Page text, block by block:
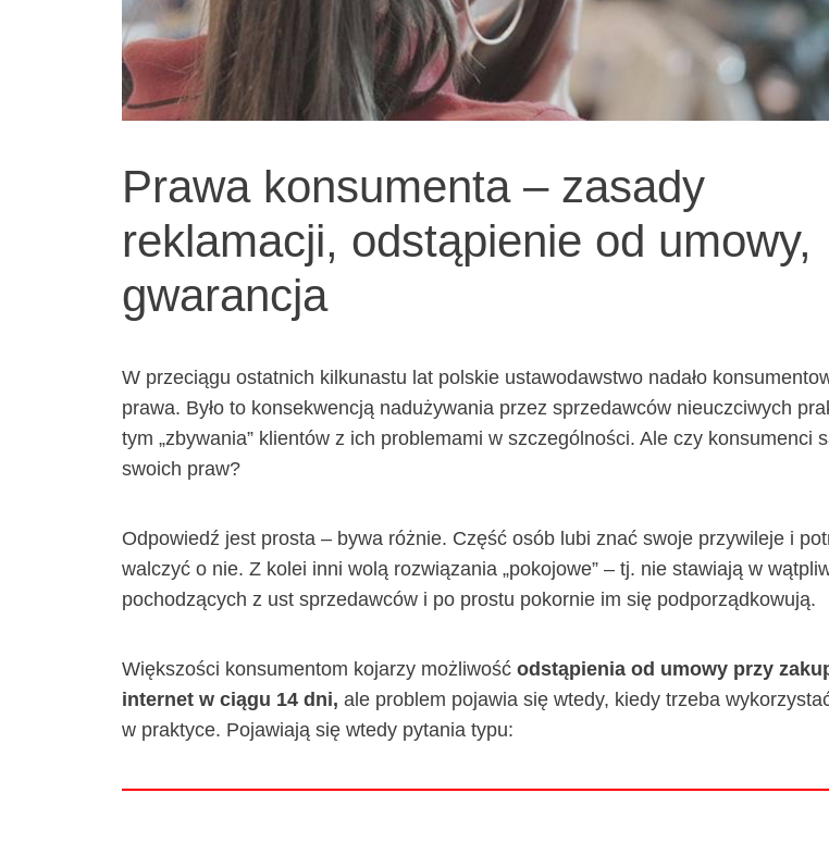
Prawa konsumenta – zasady
reklamacji, odstąpienie od umowy,
gwarancja
W przeciągu ostatnich kilkunastu lat polskie ustawodawstwo nadało
prawa. Było to konsekwencją nadużywania przez sprzedawców nieuczciwych
tym „zbywania” klientów z ich problemami w szczególności. Ale czy konsumenci
swoich praw?
Odpowiedź jest prosta – bywa różnie. Część osób lubi znać swoje przywileje i
walczyć o nie. Z kolei inni wolą rozwiązania „pokojowe” – tj. nie stawiają w
pochodzących z ust sprzedawców i po prostu pokornie im się podporządkowują.
Większości konsumentom kojarzy możliwość odstąpienia od umowy przy
internet w ciągu 14 dni, ale problem pojawia się wtedy, kiedy trzeba
w praktyce. Pojawiają się wtedy pytania typu: